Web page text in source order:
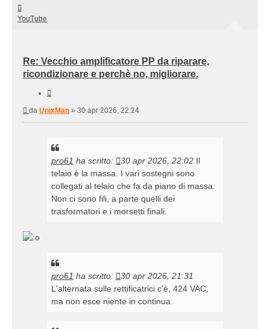
UnixMan
YouTube
Re: Vecchio amplificatore PP da riparare,
ricondizionare e perchè no, migliorare.
Messaggio
da UnixMan » 30 apr 2026, 22:24
pro61 ha scritto: 30 apr 2026, 22:02 Il
telaio è la massa. I vari sostegni sono
collegati al telaio che fa da piano di massa.
Non ci sono fili, a parte quelli dei
trasformatori e i morsetti finali.
pro61 ha scritto:
30 apr 2026, 21:31
L'alternata sulle rettificatrici c'è, 424 VAC,
ma non esce niente in continua.